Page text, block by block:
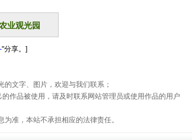
业观光园
"分享。]
文字、图片，欢迎与我们联系；
作品被使用，请及时联系网站管理员或使用作品的用户
准，本站不承担相应的法律责任。